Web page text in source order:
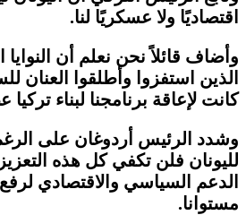
اقتصاديًا ولا عسكريًا لنا.
وأضاف قائلاً نحن نعلم أن النوايا
الذين استفزوا وأطلقوا العنان
كانت لإعاقة برنامجنا لبناء
وشدد الرئيس أردوغان على
لليونان فلن تكفي كل هذه
الدعم السياسي والاقتصادي لرفع
مستوانا.